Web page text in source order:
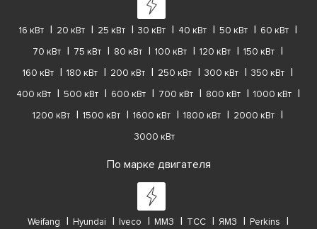
16 кВт 20 кВт 25 кВт 30 кВт 40 кВт 50 кВт
60 кВт
70 кВт
75 кВт 80 кВт 100 кВт 120 кВт
150 кВт
160 кВт
180 кВт 200 кВт 250 кВт 300 кВт
350 кВт
400 кВт
500 кВт 600 кВт 700 кВт 800 кВт
1000 кВт
1200 кВт
1500 кВт 1600 кВт 1800 кВт
2000 кВт
3000 кВт
По марке двигателя
Weifang Hyundai Iveco ММЗ ТСС ЯМЗ
Perkins